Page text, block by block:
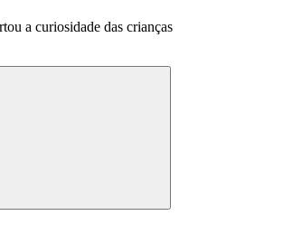
a curiosidade das crianças
Compartilhar